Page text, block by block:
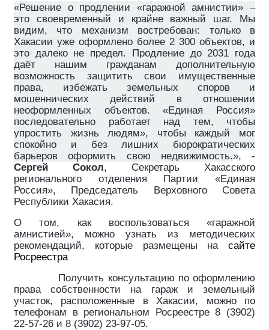
«Решение о продлении «гаражной амнистии» –
это своевременный и крайне важный шаг. Мы
видим, что механизм востребован: только в
Хакасии уже оформлено более 2 300 объектов, и
это далеко не предел. Продление до 2031 года
даёт нашим гражданам дополнительную
возможность защитить свои имущественные
права, избежать земельных споров и
мошеннических действий в отношении
неоформленных объектов. «Единая Россия»
последовательно работает над тем, чтобы
упростить жизнь людям», чтобы каждый мог
спокойно и без лишних бюрократических
барьеров оформить свою недвижимость.», ­-
Сергей Сокол, Секретарь Хакасского
регионального отделения Партии «Единая
Россия», Председатель Верховного Совета
Республики Хакасия.
О том, как воспользоваться «гаражной
амнистией», можно узнать из методических
рекомендаций, которые размещены на сайте
Росреестра
Получить консультацию по оформлению
права собственности на гараж и земельный
участок, расположенные в Хакасии, можно по
телефонам в региональном Росреестре 8 (3902)
22-57-26 и 8 (3902) 23-97-05.